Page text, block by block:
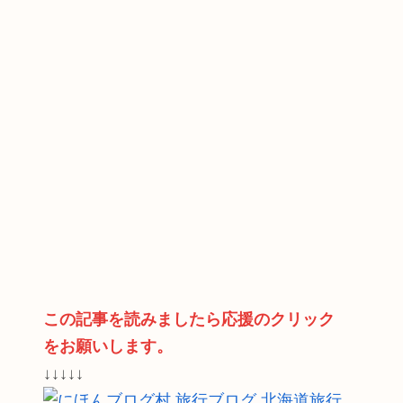
この記事を読みましたら応援のクリック
をお願いします。
↓↓↓↓↓